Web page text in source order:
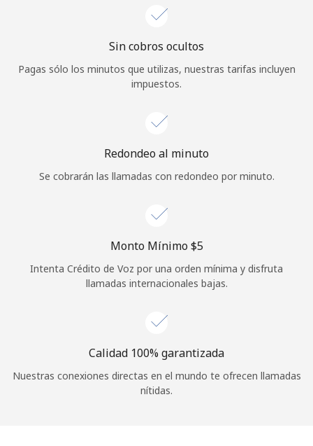
¿Olvidaste tu contraseña? →
o
Continuar con
Sin cobros ocultos
Pagas sólo los minutos que utilizas, nuestras tarifas incluyen
impuestos.
Redondeo al minuto
Se cobrarán las llamadas con redondeo por minuto.
Monto Mínimo ⁦$5⁩
Intenta Crédito de Voz por una orden mínima y disfruta
llamadas internacionales bajas.
Calidad 100% garantizada
Nuestras conexiones directas en el mundo te ofrecen llamadas
nítidas.